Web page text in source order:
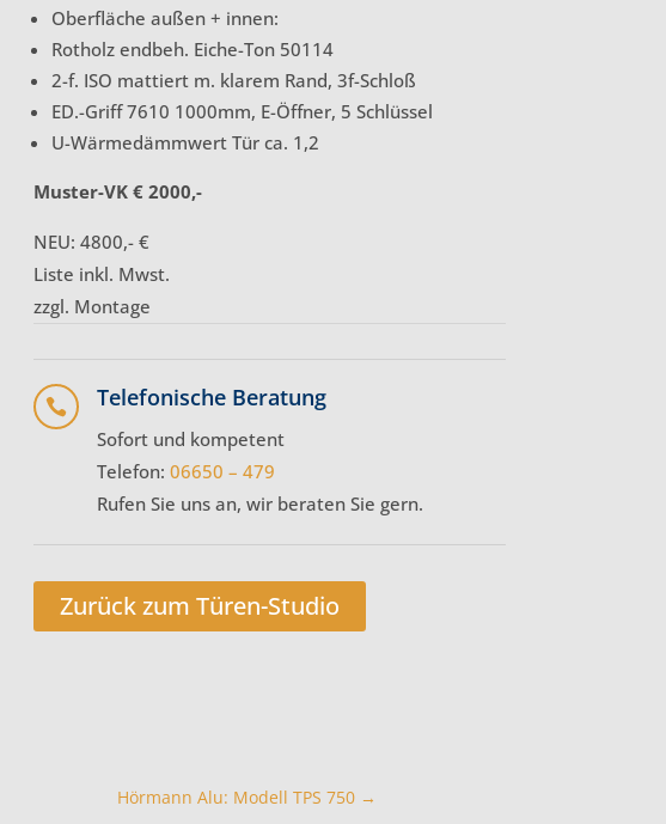
Oberfläche außen + innen:
Rotholz endbeh. Eiche-Ton 50114
2-f. ISO mattiert m. klarem Rand, 3f-Schloß
ED.-Griff 7610 1000mm, E-Öffner, 5 Schlüssel
U-Wärmedämmwert Tür ca. 1,2
Muster-VK € 2000,-
NEU: 4800,- €
Liste inkl. Mwst.
zzgl. Montage
 Telefonische Beratung
Sofort und kompetent
Telefon:06650 – 479
Rufen Sie uns an, wir beraten Sie gern.
Zurück zum Türen-Studio
Hörmann Alu: Modell TPS 750 →